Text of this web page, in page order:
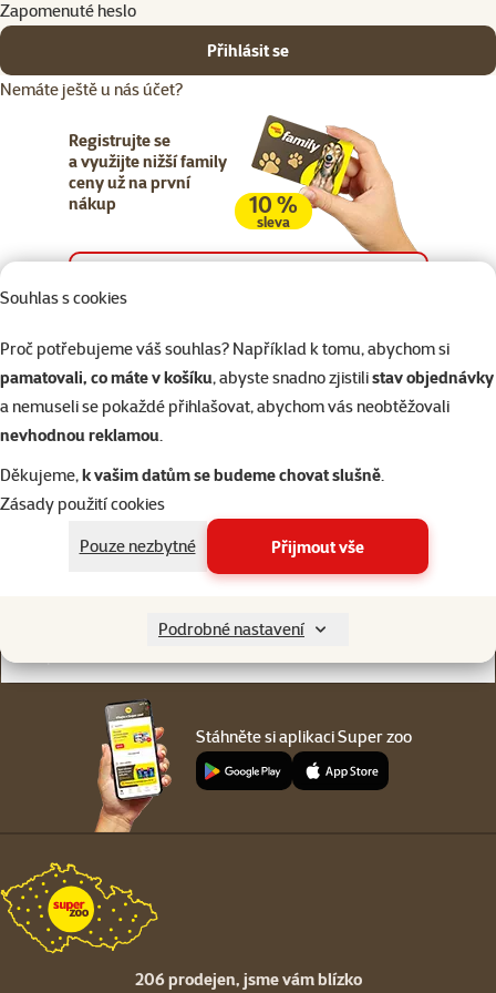
Souhlas s cookies
Proč potřebujeme váš souhlas? Například k tomu, abychom si
pamatovali, co máte v košíku, abyste snadno zjistilistav objednávky
a nemuseli se pokaždé přihlašovat, abychom vás neobtěžovali
nevhodnou reklamou.
Děkujeme,k vašim datům se budeme chovat slušně.
Zásady použití cookies
Pouze nezbytné
Přijmout vše
Podrobné nastavení
Zapomenuté heslo
Přihlásit se
Nemáte ještě u nás účet?
Registrujte se
a využijte nižší family
ceny už na první
nákup
10 %
sleva
Napište nám
eshop@superzoo.cz
321 000 180
Online chat
jsme vám blízko
Stáhněte si aplikaci Super zoo
206 prodejen, jsme vám blízko